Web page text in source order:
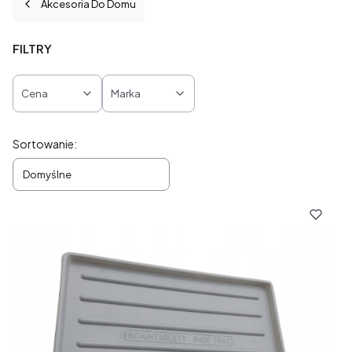
Akcesoria Do Domu
FILTRY
Cena Marka
Lista produktów
Sortowanie:
Domyślne